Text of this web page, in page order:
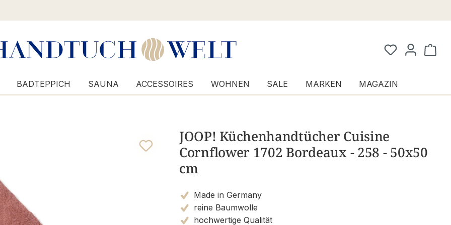
BADTEPPICH SAUNA ACCESSOIRES WOHNEN SALE MARKEN MAGAZIN
JOOP! Küchenhandtücher Cuisine
Cornflower 1702 Bordeaux - 258 - 50x50
cm
Made in Germany
reine Baumwolle
hochwertige Qualität